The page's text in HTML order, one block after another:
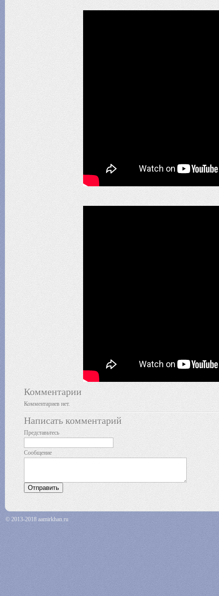
Комментарии
Комментариев нет.
Написать комментарий
Представьтесь
Сообщение
© 2013-2018 aamirkhan.ru